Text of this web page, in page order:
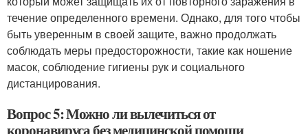
течение определенного времени. Однако, для того чтобы
быть уверенным в своей защите, важно продолжать
соблюдать меры предосторожности, такие как ношение
масок, соблюдение гигиены рук и социального
дистанцирования.
Вопрос 5: Можно ли вылечиться от
коронавируса без медицинской помощи